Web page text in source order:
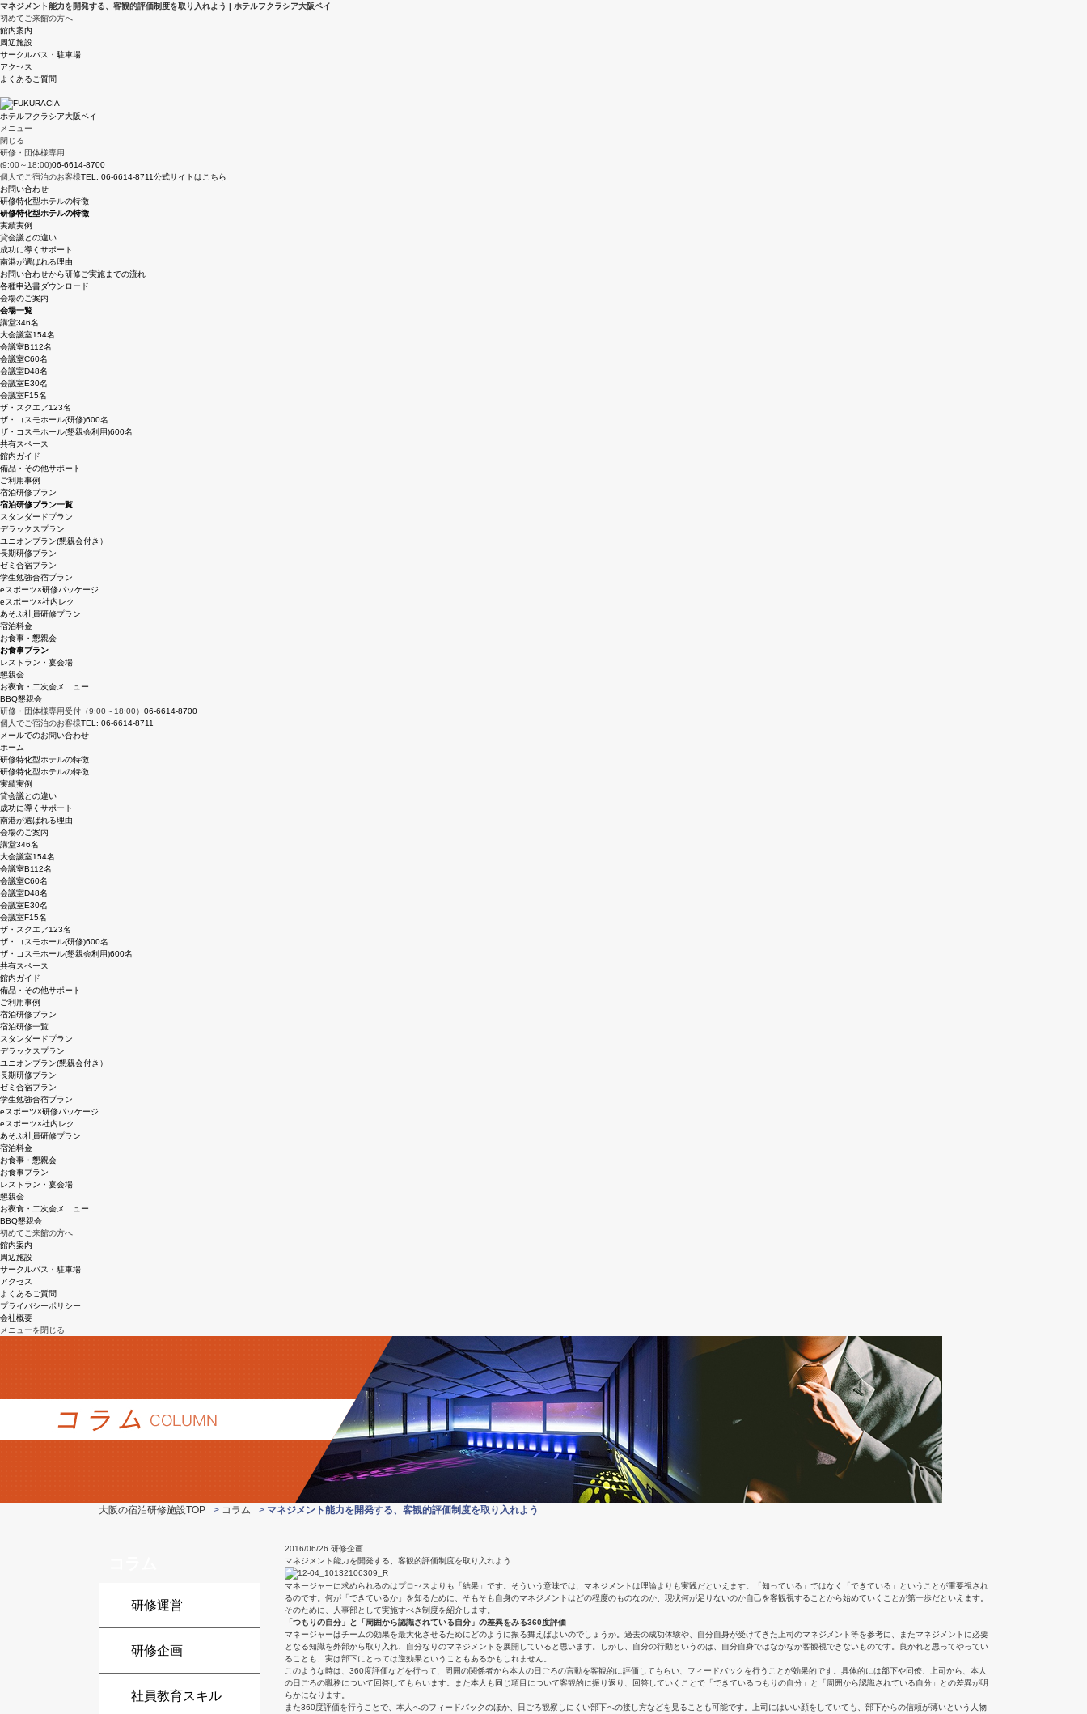
マネジメント能力を開発する、客観的評価制度を取り入れよう | ホテルフクラシア大阪ベイ
初めてご来館の方へ
館内案内
周辺施設
サークルバス・駐車場
アクセス
よくあるご質問
ホテルフクラシア大阪ベイ
メニュー
閉じる
研修・団体様専用
(9:00～18:00)06-6614-8700
個人でご宿泊のお客様TEL: 06-6614-8711公式サイトはこちら
お問い合わせ
研修特化型ホテルの特徴
研修特化型ホテルの特徴
実績実例
貸会議との違い
成功に導くサポート
南港が選ばれる理由
お問い合わせから研修ご実施までの流れ
各種申込書ダウンロード
会場のご案内
会場一覧
講堂346名
大会議室154名
会議室B112名
会議室C60名
会議室D48名
会議室E30名
会議室F15名
ザ・スクエア123名
ザ・コスモホール(研修)600名
ザ・コスモホール(懇親会利用)600名
共有スペース
館内ガイド
備品・その他サポート
ご利用事例
宿泊研修プラン
宿泊研修プラン一覧
スタンダードプラン
デラックスプラン
ユニオンプラン(懇親会付き）
長期研修プラン
ゼミ合宿プラン
学生勉強合宿プラン
eスポーツ×研修パッケージ
eスポーツ×社内レク
あそぶ社員研修プラン
宿泊料金
お食事・懇親会
お食事プラン
レストラン・宴会場
懇親会
お夜食・二次会メニュー
BBQ懇親会
研修・団体様専用受付（9:00～18:00） 06-6614-8700
個人でご宿泊のお客様TEL: 06-6614-8711
メールでのお問い合わせ
ホーム
研修特化型ホテルの特徴
研修特化型ホテルの特徴
実績実例
貸会議との違い
成功に導くサポート
南港が選ばれる理由
会場のご案内
講堂346名
大会議室154名
会議室B112名
会議室C60名
会議室D48名
会議室E30名
会議室F15名
ザ・スクエア123名
ザ・コスモホール(研修)600名
ザ・コスモホール(懇親会利用)600名
共有スペース
館内ガイド
備品・その他サポート
ご利用事例
宿泊研修プラン
宿泊研修一覧
スタンダードプラン
デラックスプラン
ユニオンプラン(懇親会付き）
長期研修プラン
ゼミ合宿プラン
学生勉強合宿プラン
eスポーツ×研修パッケージ
eスポーツ×社内レク
あそぶ社員研修プラン
宿泊料金
お食事・懇親会
お食事プラン
レストラン・宴会場
懇親会
お夜食・二次会メニュー
BBQ懇親会
初めてご来館の方へ
館内案内
周辺施設
サークルバス・駐車場
アクセス
よくあるご質問
プライバシーポリシー
会社概要
メニューを閉じる
大阪の宿泊研修施設TOP > コラム > マネジメント能力を開発する、客観的評価制度を取り入れよう
2016/06/26 研修企画
マネジメント能力を開発する、客観的評価制度を取り入れよう
マネージャーに求められるのはプロセスよりも「結果」です。そういう意味では、マネジメントは理論よりも実践だといえます。「知っている」ではなく「できている」ということが重要視され
るのです。何が「できているか」を知るために、そもそも自身のマネジメントはどの程度のものなのか、現状何が足りないのか自己を客観視することから始めていくことが第一歩だといえます。
そのために、人事部として実施すべき制度を紹介します。
「つもりの自分」と「周囲から認識されている自分」の差異をみる360度評価
マネージャーはチームの効果を最大化させるためにどのように振る舞えばよいのでしょうか。過去の成功体験や、自分自身が受けてきた上司のマネジメント等を参考に、またマネジメントに必要
となる知識を外部から取り入れ、自分なりのマネジメントを展開していると思います。しかし、自分の行動というのは、自分自身ではなかなか客観視できないものです。良かれと思ってやってい
ることも、実は部下にとっては逆効果ということもあるかもしれません。
このような時は、360度評価などを行って、周囲の関係者から本人の日ごろの言動を客観的に評価してもらい、フィードバックを行うことが効果的です。具体的には部下や同僚、上司から、本人
の日ごろの職務について回答してもらいます。また本人も同じ項目について客観的に振り返り、回答していくことで「できているつもりの自分」と「周囲から認識されている自分」との差異が明
らかになります。
また360度評価を行うことで、本人へのフィードバックのほか、日ごろ観察しにくい部下への接し方などを見ることも可能です。上司にはいい顔をしていても、部下からの信頼が薄いという人物
研修運営
研修企画
社員教育スキル